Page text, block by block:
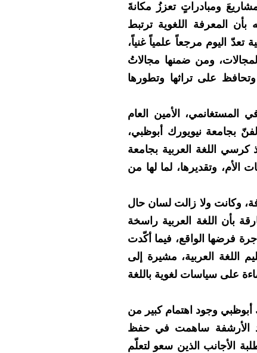
ومبادراتٍ تعززُ مكانةَ
بأن المعرفة اللغوية ترتبط
تعدّ اليوم مرجعاً علمياً غنياً،
ومن ضمنها مجالاتُ
وتحافظ على تراثها وتطورها
الأمين العام
بجامعة نيويورك أبوظبي،
كرسي اللغة العربية بجامعة
الأم، وتقديرها، لما لها من
وكانت ولا زالت لسان حال
بأن اللغة العربية راسخة
فرضها الواقع، فيما أكّدت
اللغة العربية، مشيرة إلى
على سياسات لغوية باللغة
أبوظبي وجود اهتمام كبير من
الأرشفة ساهمت في حفظ
الأجانب الذين سعو لتعلّم